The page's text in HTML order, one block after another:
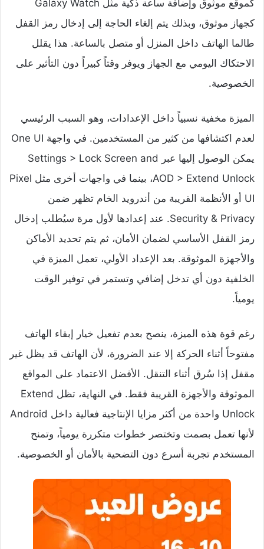
كموقع موثوق وإضافة ساعة ذكية مثل Galaxy Watch
كجهاز موثوق، وبذلك يتم إلغاء الحاجة إلى إدخال رمز القفل
طالما الهاتف داخل المنزل أو متصل بالساعة. هذا يقلل
الاحتكاك اليومي مع الجهاز ويوفر وقتاً كبيراً دون التأثير على
الخصوصية.
الميزة مخفية نسبياً داخل الإعدادات، وهو السبب الرئيسي
لعدم اكتشافها من كثير من المستخدمين. في واجهة One UI
يمكن الوصول إليها عبر Settings > Lock Screen and
AOD > Extend Unlock، بينما في واجهات أخرى مثل Pixel
UI أو الأنظمة القريبة من أندرويد الخام تظهر ضمن
Security & Privacy. عند إعدادها لأول مرة سيُطلب إدخال
رمز القفل الأساسي لضمان الأمان، ثم يتم تحديد الأماكن
والأجهزة الموثوقة. بعد الإعداد الأولي، تعمل الميزة في
الخلفية دون أي تدخل إضافي وتستمر في توفير الوقت
يومياً.
رغم قوة هذه الميزة، ينصح بعدم تفعيل خيار إبقاء الهاتف
مفتوحاً أثناء الحركة إلا عند الضرورة، لأن الهاتف قد يظل غير
مقفل إذا سُرق أثناء التنقل. الأفضل الاعتماد على المواقع
الموثوقة والأجهزة القريبة فقط. في النهاية، تظل Extend
Unlock واحدة من أكثر مزايا الإنتاجية فعالية داخل Android
لأنها تعمل بصمت وتختصر خطوات متكررة يومياً، وتمنح
المستخدم تجربة أسرع دون التضحية بالأمان أو الخصوصية.